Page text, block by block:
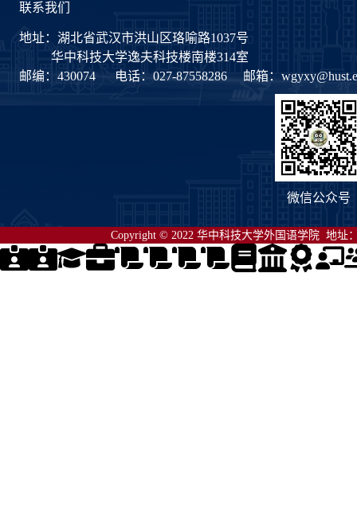
联系我们
地址：湖北省武汉市洪山区珞喻路1037号
华中科技大学逸夫科技楼南楼314室
邮编：430074
电话：027-87558286 邮箱：
微信公众号
Copyright © 2022 华中科技大学外国语学院 地址